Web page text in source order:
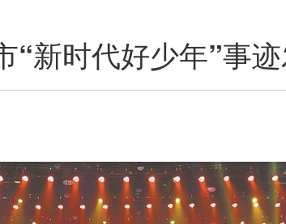
“新时代好少年”事